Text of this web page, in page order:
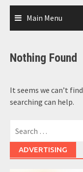
Main Menu
Nothing Found
It seems we can’t
searching can help.
ADVERTISING